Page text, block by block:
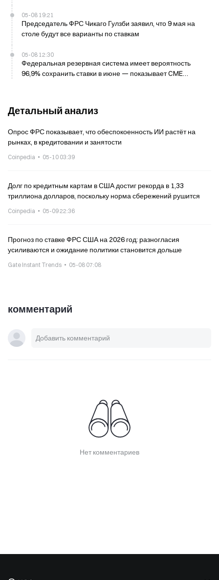
05-08 19:21
Председатель ФРС Чикаго Гулзби заявил, что 9 мая на
столе будут все варианты по ставкам
05-08 12:30
Федеральная резервная система имеет вероятность
96,9% сохранить ставки в июне — показывает CME
Детальный анализ
Опрос ФРС показывает, что обеспокоенность ИИ растёт на
рынках, в кредитовании и занятости
Coinpedia 05-10 03:39
Долг по кредитным картам в США достиг рекорда в 1,33
триллиона долларов, поскольку норма сбережений рушится
Coinpedia 05-09 22:36
Прогноз по ставке ФРС США на 2026 год: разногласия
усиливаются и ожидание политики становится дольше
Gate Instant Trends 05-08 07:08
комментарий
Нет комментариев